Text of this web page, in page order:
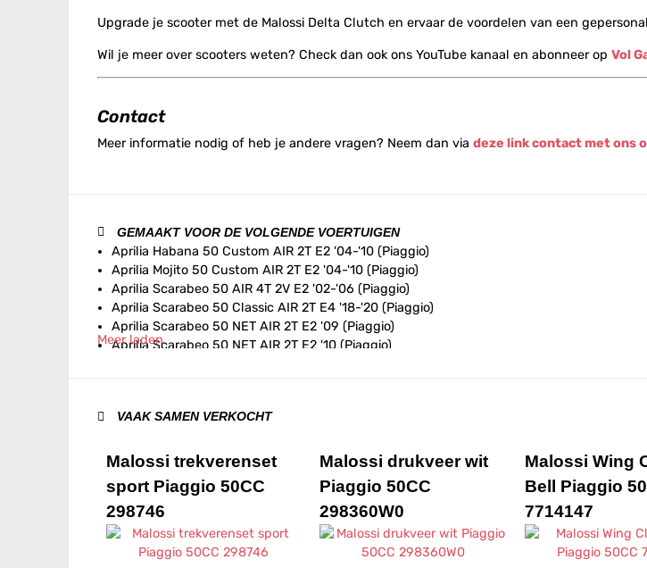
Upgrade je scooter met de Malossi Delta Clutch en ervaar de voordelen van een
Wil je meer over scooters weten? Check dan ook ons YouTube kanaal en abonneer op Vol
Contact
Meer informatie nodig of heb je andere vragen? Neem dan via deze link contact met ons
GEMAAKT VOOR DE VOLGENDE VOERTUIGEN
Aprilia Habana 50 Custom AIR 2T E2 '04-'10 (Piaggio)
Aprilia Mojito 50 Custom AIR 2T E2 '04-'10 (Piaggio)
Aprilia Scarabeo 50 AIR 4T 2V E2 '02-'06 (Piaggio)
Aprilia Scarabeo 50 Classic AIR 2T E4 '18-'20 (Piaggio)
Aprilia Scarabeo 50 NET AIR 2T E2 '09 (Piaggio)
Aprilia Scarabeo 50 NET AIR 2T E2 '10 (Piaggio)
Aprilia Scarabeo 50 RST AIR 4T 4V E2 '14-'17 (Piaggio)
Aprilia Scarabeo 50 Street AIR 2T E2 '06-'09 (Piaggio)
Aprilia Scarabeo 50 Street AIR 2T E2 '10-'12 (Piaggio)
Aprilia Scarabeo 50 Street AIR 2T E2 '14-'17 (Piaggio)
Aprilia Scarabeo 50 Street AIR 2T E4 '18-'20 (Piaggio)
Aprilia Sport City 50 One AIR 2T E3 '08-'11
Aprilia Sport City 50 One AIR 4T 2V E2 '08-'10
Meer laden
VAAK SAMEN VERKOCHT
Malossi trekverenset
sport Piaggio 50CC
298746
Malossi drukveer wit
Piaggio 50CC
298360W0
Malossi Wing
Bell Piaggio
7714147